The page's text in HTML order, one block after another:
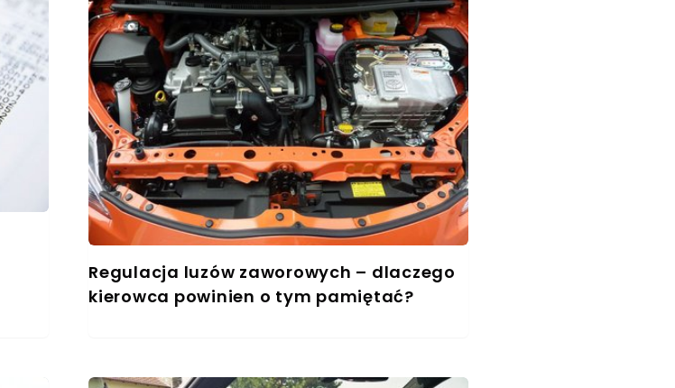
Regulacja luzów zaworowych – dlaczego
kierowca powinien o tym pamiętać?